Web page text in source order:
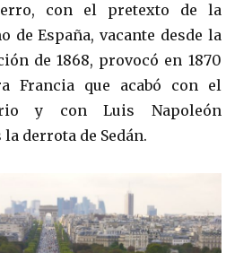
con el pretexto de la
de España, vacante desde la
de 1868, provocó en 1870
Francia que acabó con el
y con Luis Napoleón
derrota de Sedán.